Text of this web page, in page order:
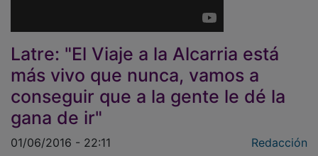
Latre: "El Viaje a la Alcarria está
más vivo que nunca, vamos a
conseguir que a la gente le dé la
gana de ir"
01/06/2016 - 22:11